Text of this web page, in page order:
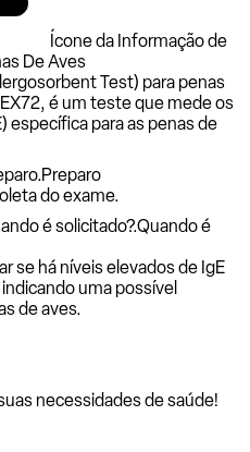
Ícone da Informação de
De Aves
Test) para penas
é um teste que mede os
específica para as penas de
Preparo
do exame.
é solicitado?.Quando é
se há níveis elevados de IgE
uma possível
de aves.
necessidades de saúde!